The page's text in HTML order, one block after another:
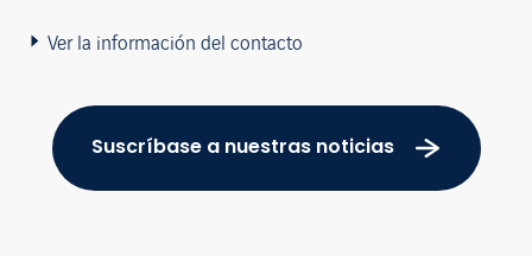
Ver la información del contacto
Suscríbase a nuestras noticias